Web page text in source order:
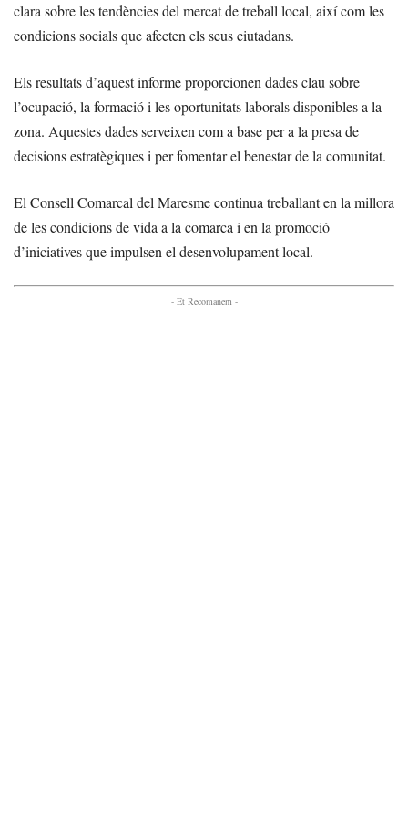
clara sobre les tendències del mercat de treball local, així com les
condicions socials que afecten els seus ciutadans.
Els resultats d’aquest informe proporcionen dades clau sobre
l’ocupació, la formació i les oportunitats laborals disponibles a la
zona. Aquestes dades serveixen com a base per a la presa de
decisions estratègiques i per fomentar el benestar de la comunitat.
El Consell Comarcal del Maresme continua treballant en la millora
de les condicions de vida a la comarca i en la promoció
d’iniciatives que impulsen el desenvolupament local.
- Et Recomanem -